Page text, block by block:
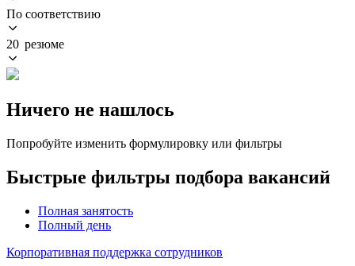
По соответствию
20 резюме
Ничего не нашлось
Попробуйте изменить формулировку или фильтры
Быстрые фильтры подбора вакансий
Полная занятость
Полный день
Корпоративная поддержка сотрудников